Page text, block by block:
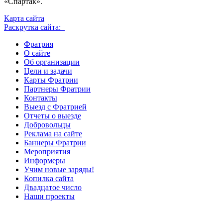
Карта сайта
Раскрутка сайта:
Фратрия
О сайте
Об организации
Цели и задачи
Карты Фратрии
Партнеры Фратрии
Контакты
Выезд с Фратрией
Отчеты о выезде
Добровольцы
Реклама на сайте
Баннеры Фратрии
Мероприятия
Информеры
Учим новые заряды!
Копилка сайта
Двадцатое число
Наши проекты